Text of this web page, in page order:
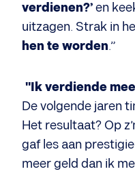
verdienen?’en
uitzagen. Strak in
hen te worden.”
"Ik verdiende
De volgende jaren
Het resultaat? Op
gaf les aan
meer geld dan ik